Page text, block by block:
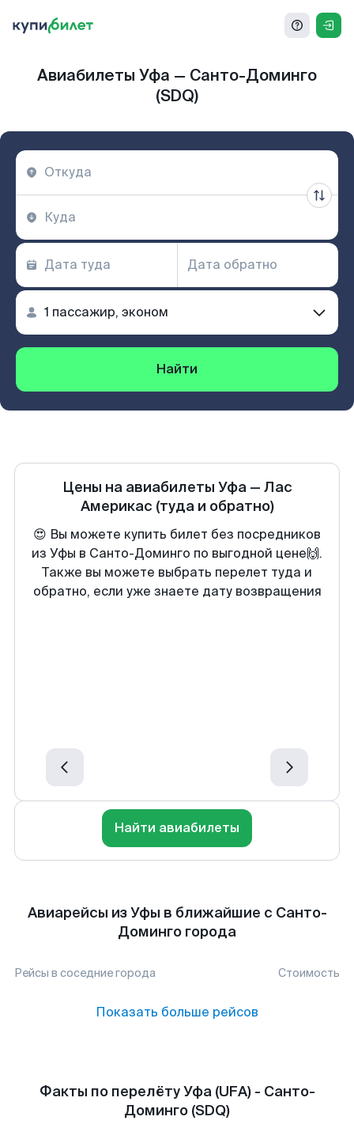
Авиабилеты Уфа — Санто-Доминго
(SDQ)
Найти
Цены на авиабилеты Уфа— Лас
Америкас (туда и обратно)
😍 Вы можете купить билет без посредников
из Уфы в Санто-Доминго по выгодной цене🙌.
Также вы можете выбрать перелет туда и
обратно, если уже знаете дату возвращения
Найти авиабилеты
Авиарейсы из Уфы в ближайшие с Санто-
Доминго города
Рейсы в соседние города Стоимость
Показать больше рейсов
Факты по перелёту Уфа (UFA) - Санто-
Доминго (SDQ)